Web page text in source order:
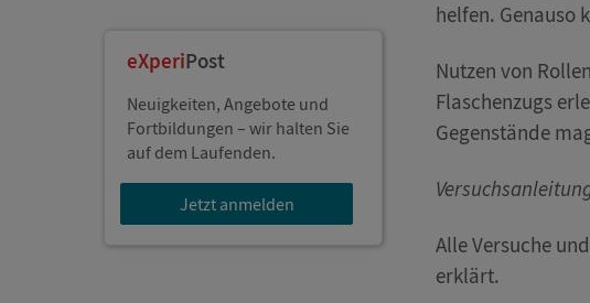
eXperiPost
Neuigkeiten, Angebote und
Fortbildungen – wir halten Sie
auf dem Laufenden.
Jetzt anmelden
helfen. Genauso
Nutzen von
Flaschenzugs
Gegenstände
Alle Versuche
erklärt.